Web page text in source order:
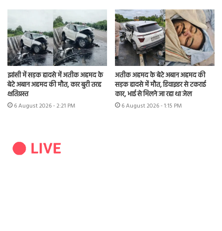
झांसी में सड़क हादसे में अतीक अहमद के
बेटे अबान अहमद की मौत, कार बुरी तरह
क्षतिग्रस्त
6 August 2026 - 2:21 PM
अतीक अहमद के बेटे अबान अहमद की
सड़क हादसे में मौत, डिवाइडर से टकराई
कार, भाई से मिलने जा रहा था जेल
6 August 2026 - 1:15 PM